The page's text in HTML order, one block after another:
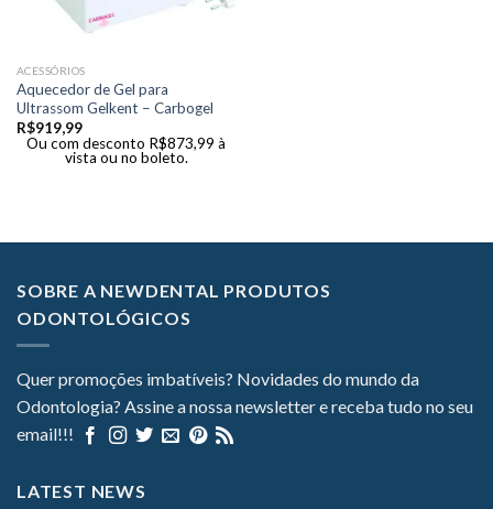
ACESSÓRIOS
Aquecedor de Gel para
Ultrassom Gelkent – Carbogel
R$919,99
Ou com desconto R$873,99 à
vista ou no boleto.
SOBRE A NEWDENTAL PRODUTOS
ODONTOLÓGICOS
Quer promoções imbatíveis? Novidades do mundo da
Odontologia? Assine a nossa newsletter e receba tudo no seu
email!!!
LATEST NEWS